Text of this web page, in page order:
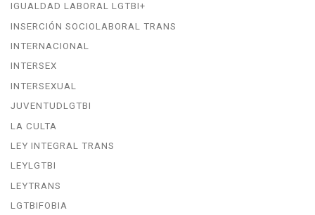
IGUALDAD LABORAL LGTBI+
INSERCIÓN SOCIOLABORAL TRANS
INTERNACIONAL
INTERSEX
INTERSEXUAL
JUVENTUDLGTBI
LA CULTA
LEY INTEGRAL TRANS
LEYLGTBI
LEYTRANS
LGTBIFOBIA